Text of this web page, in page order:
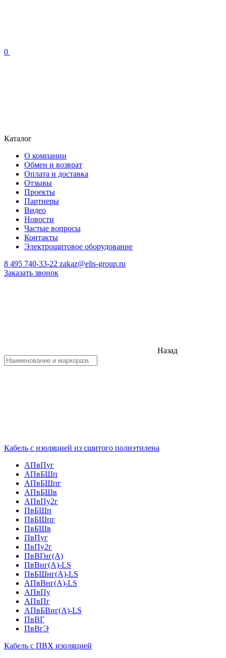
0
Каталог
О компании
Обмен и возврат
Оплата и доставка
Отзывы
Проекты
Партнеры
Видео
Новости
Частые вопросы
Контакты
Электрощитовое оборудование
8 495 740-33-22 zakaz@elis-group.ru
Заказать звонок
Назад
Кабель с изоляцией из сшитого полиэтилена
АПвПуг
АПвБШп
АПвБШпг
АПвБШв
АПвПу2г
ПвБШп
ПвБШпг
ПвБШв
ПвПуг
ПвПу2г
ПвВГнг(А)
ПвВнг(А)-LS
ПвБШнг(А)-LS
АПвВнг(А)-LS
АПвПу
АПвПг
АПвБВнг(А)-LS
ПвВГ
ПвВгЭ
Кабель с ПВХ изоляцией